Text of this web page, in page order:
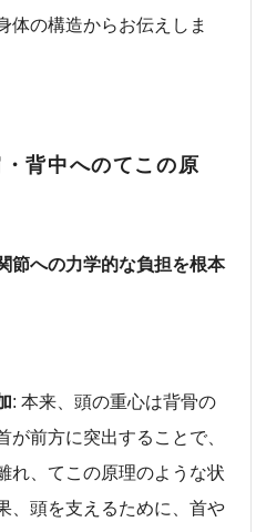
体の構造からお伝えしま
背中へのてこの原
節への力学的な負担を根本
: 本来、頭の重心は背骨の
前方に突出することで、
れ、てこの原理のような状
、頭を支えるために、首や